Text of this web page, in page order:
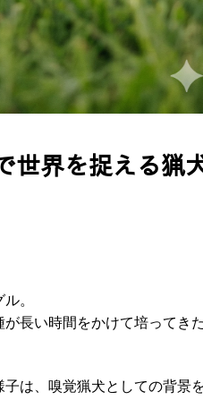
世界を捉える猟
。
長い時間をかけて培ってき
は、嗅覚猟犬としての背景